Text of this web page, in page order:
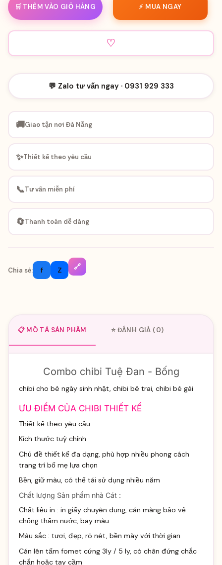
🛒 THÊM VÀO GIỎ HÀNG ⚡ MUA NGAY
♡
💬 Zalo tư vấn ngay · 0931 929 333
🚚Giao tận nơi Đà Nẵng
✨Thiết kế theo yêu cầu
📞Tư vấn miễn phí
🔄Thanh toán dễ dàng
Chia sẻ: f Z 🔗
📋 MÔ TẢ SẢN PHẨM ⭐ ĐÁNH GIÁ (0)
Combo chibi Tuệ Đan - Bống
chibi cho bé ngày sinh nhật, chibi bé trai, chibi bé gái
ƯU ĐIỂM CỦA CHIBI THIẾT KẾ
Thiết kế theo yêu cầu
Kích thước tuỳ chỉnh
Chủ đề thiết kế đa dạng, phù hợp nhiều phong cách
trang trí bố mẹ lựa chọn
Bền, giữ màu, có thể tái sử dụng nhiều năm
Chất lượng Sản phẩm nhà Cát :
Chất liệu in : in giấy chuyên dụng, cán màng bảo vệ
chống thấm nước, bay màu
Màu sắc : tươi, đẹp, rõ nét, bền mày với thời gian
Cán lên tấm fomet cứng 3ly / 5 ly, có chân đứng chắc
chắn hoặc tay cầm